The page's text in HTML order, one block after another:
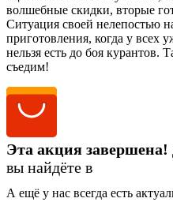
волшебные скидки, вторые
Ситуация своей нелепостью
приготовления, когда у всех
нельзя есть до боя курантов.
съедим!
Эта акция завершена!
вы найдёте в
А ещё у нас всегда есть